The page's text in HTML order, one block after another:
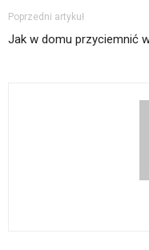
Poprzedni artykuł
Jak w domu przyciemnić